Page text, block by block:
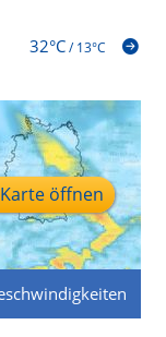
32°C/13°C
Karte öffnen